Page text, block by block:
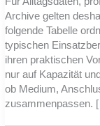
Archive gelten
folgende Tabelle
typischen
ihren praktischen
nur auf Kapazität
ob Medium,
zusammenpassen.